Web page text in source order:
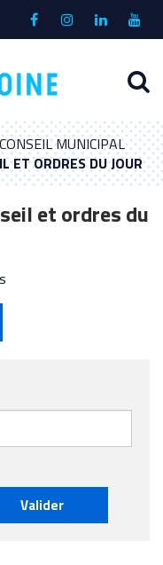
Lien
compte
Lien
Lien
compte
Lien
la
à
MUNICIPAL
ET ORDRES DU JOUR
et ordres du
Valider